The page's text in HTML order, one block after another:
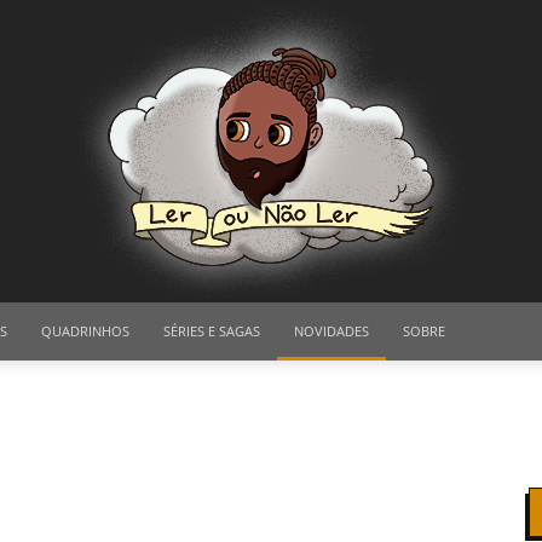
QUADRINHOS SÉRIES E SAGAS NOVIDADES SOBRE